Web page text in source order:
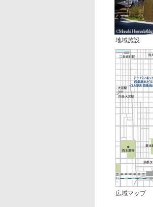
地域施設
広域マップ